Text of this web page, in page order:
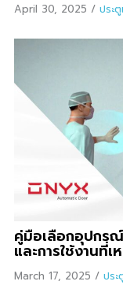
April 30, 2025 / ประ
คู่มือเลือกอุปกร
และการใช้งานที่
March 17, 2025 / ปร